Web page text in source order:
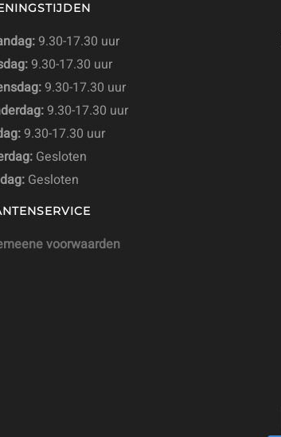
9.30-17.30 uur
9.30-17.30 uur
9.30-17.30 uur
9.30-17.30 uur
9.30-17.30 uur
Gesloten
Gesloten
voorwaarden